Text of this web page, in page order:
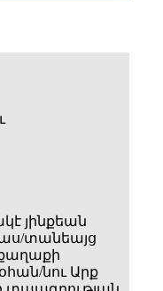
յինքեան
տանեայց
քաղաքի
նու Արք